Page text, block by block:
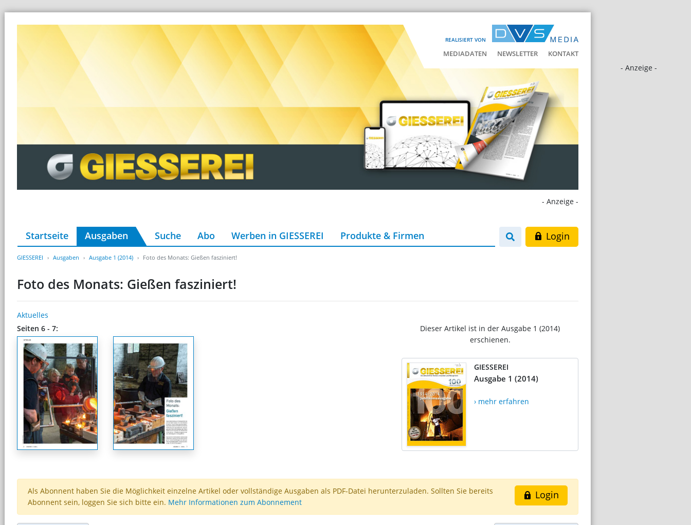
REALISIERT VON
MEDIADATEN NEWSLETTER KONTAKT
- Anzeige -
- Anzeige -
Startseite Ausgaben Suche Abo Werben in GIESSEREI Produkte & Firmen Login
GIESSEREI Ausgaben Ausgabe 1 (2014) Foto des Monats: Gießen fasziniert!
Foto des Monats: Gießen fasziniert!
Aktuelles
Seiten 6 - 7:
Dieser Artikel ist in der Ausgabe 1 (2014)
erschienen.
GIESSEREI
Ausgabe 1 (2014)
› mehr erfahren
Login
Als Abonnent haben Sie die Möglichkeit einzelne Artikel oder vollständige Ausgaben als PDF-Datei herunterzuladen. Sollten Sie bereits
Abonnent sein, loggen Sie sich bitte ein. Mehr Informationen zum Abonnement